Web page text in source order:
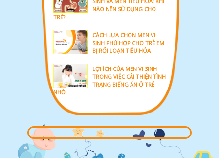
NÀO NÊN SỬ DỤNG CHO
TRẺ?
CÁCH LỰA CHỌN MEN VI
SINH PHÙ HỢP CHO TRẺ EM
BỊ RỐI LOẠN TIÊU HÓA
LỢI ÍCH CỦA MEN VI SINH
TRONG VIỆC CẢI THIỆN TÌNH
TRẠNG BIẾNG ĂN Ở TRẺ
NHỎ